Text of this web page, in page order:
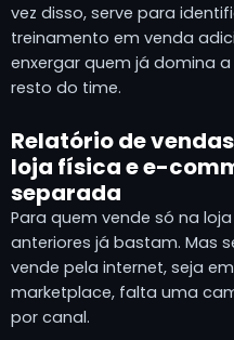
vez disso, serve para
treinamento em venda
enxergar quem já domina
resto do time.
Relatório de
loja física e e-
separada
Para quem vende só na
anteriores já bastam. Mas
vende pela internet, seja
marketplace, falta uma
por canal.